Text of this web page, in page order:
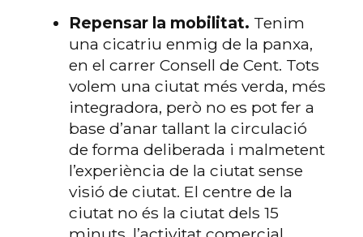
Repensar la mobilitat. Tenim
una cicatriu enmig de la panxa,
en el carrer Consell de Cent. Tots
volem una ciutat més verda, més
integradora, però no es pot fer a
base d’anar tallant la circulació
de forma deliberada i malmetent
l’experiència de la ciutat sense
visió de ciutat. El centre de la
ciutat no és la ciutat dels 15